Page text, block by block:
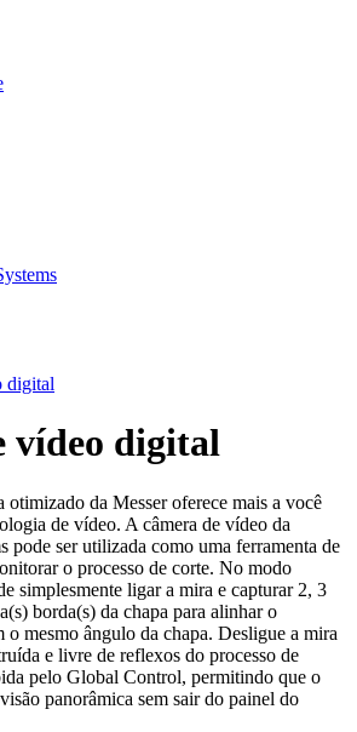
digital
vídeo digital
otimizado da Messer oferece mais a você
de vídeo. A câmera de vídeo da
pode ser utilizada como uma ferramenta de
o processo de corte. No modo
simplesmente ligar a mira e capturar 2, 3
borda(s) da chapa para alinhar o
o mesmo ângulo da chapa. Desligue a mira
e livre de reflexos do processo de
pelo Global Control, permitindo que o
panorâmica sem sair do painel do